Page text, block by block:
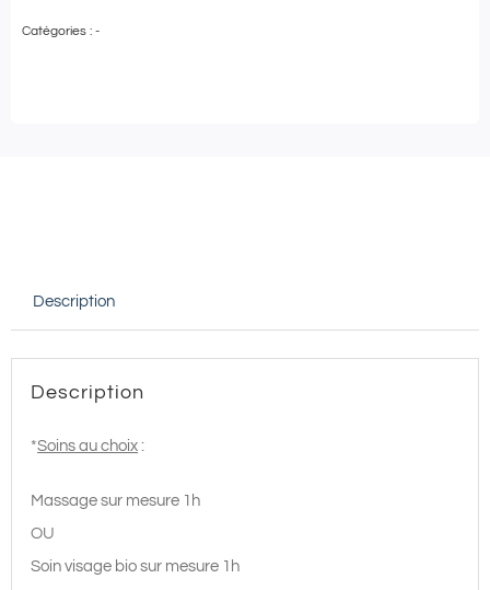
Catégories : -
Description
Description
*Soins au choix :
Massage sur mesure 1h
OU
Soin visage bio sur mesure 1h